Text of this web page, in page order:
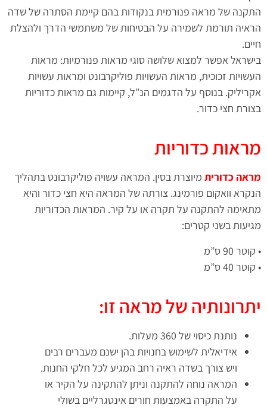
התקנה של מראה פנורמית בנקודות בהם קיימת הסתרה של שדה
הראיה תורמת לשמירה על הבטיחות של משתמשי הדרך ולהצלת
חיים.
בישראל אפשר למצוא שלושה סוגי מראות פנורמיות: מראות
העשויות זכוכית, מראות העשויות פוליקרבונט ומראות עשויות
אקריליק. בנוסף על הדגמים הנ”ל, קיימות גם מראות כדוריות
בצורת חצי כדור.
מראות כדוריות
מראה כדורית מיוצרת בסין. המראה עשויה פוליקרבונט בתהליך
הנקרא וואקום פורמינג. צורתה של המראה היא חצי כדור והיא
מתאימה להתקנה על תקרה או על קיר. המראות הכדוריות
מגיעות בשני קטרים:
• קוטר 90 ס”מ
• קוטר 40 ס”מ
יתרונותיה של מראה זו:
נותנת כיסוי של 360 מעלות.
אידיאלית לשימוש בחנויות בהן ישנם מעברים רבים
ויש צורך בשדה ראיה רחב המגיע לכל חלקי החנות.
המראה נוחה להתקנה וניתן להתקינה על הקיר או
על התקרה באמצעות חורים אינטגרליים בשולי